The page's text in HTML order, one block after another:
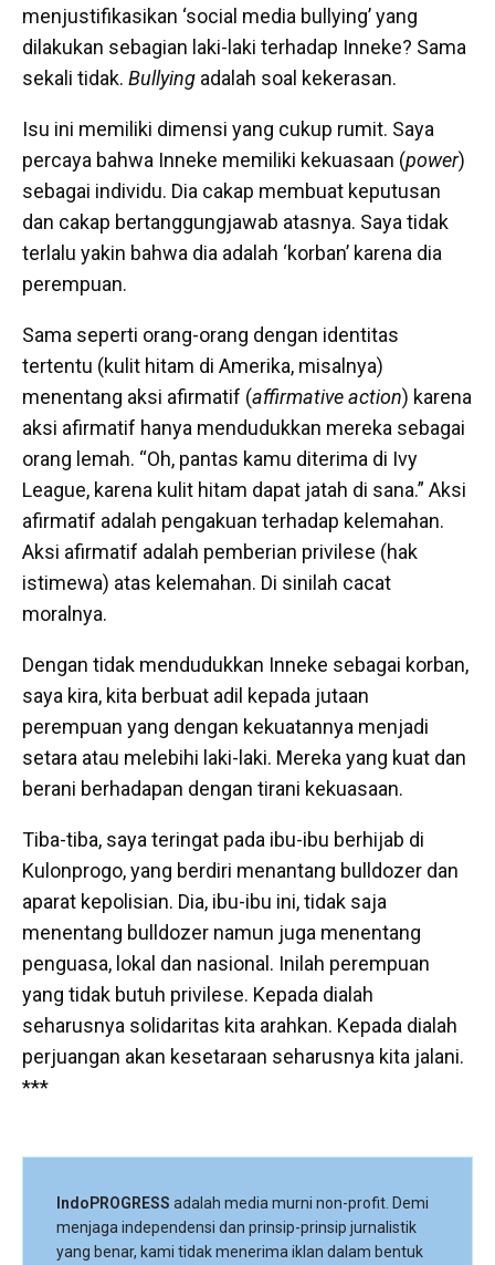
menjustifikasikan ‘social media bullying’ yang
dilakukan sebagian laki-laki terhadap Inneke? Sama
sekali tidak. Bullying adalah soal kekerasan.
Isu ini memiliki dimensi yang cukup rumit. Saya
percaya bahwa Inneke memiliki kekuasaan (power)
sebagai individu. Dia cakap membuat keputusan
dan cakap bertanggungjawab atasnya. Saya tidak
terlalu yakin bahwa dia adalah ‘korban’ karena dia
perempuan.
Sama seperti orang-orang dengan identitas
tertentu (kulit hitam di Amerika, misalnya)
menentang aksi afirmatif (affirmative action) karena
aksi afirmatif hanya mendudukkan mereka sebagai
orang lemah. “Oh, pantas kamu diterima di Ivy
League, karena kulit hitam dapat jatah di sana.” Aksi
afirmatif adalah pengakuan terhadap kelemahan.
Aksi afirmatif adalah pemberian privilese (hak
istimewa) atas kelemahan. Di sinilah cacat
moralnya.
Dengan tidak mendudukkan Inneke sebagai korban,
saya kira, kita berbuat adil kepada jutaan
perempuan yang dengan kekuatannya menjadi
setara atau melebihi laki-laki. Mereka yang kuat dan
berani berhadapan dengan tirani kekuasaan.
Tiba-tiba, saya teringat pada ibu-ibu berhijab di
Kulonprogo, yang berdiri menantang bulldozer dan
aparat kepolisian. Dia, ibu-ibu ini, tidak saja
menentang bulldozer namun juga menentang
penguasa, lokal dan nasional. Inilah perempuan
yang tidak butuh privilese. Kepada dialah
seharusnya solidaritas kita arahkan. Kepada dialah
perjuangan akan kesetaraan seharusnya kita jalani.
***
IndoPROGRESS adalah media murni non-profit. Demi
menjaga independensi dan prinsip-prinsip jurnalistik
yang benar, kami tidak menerima iklan dalam bentuk